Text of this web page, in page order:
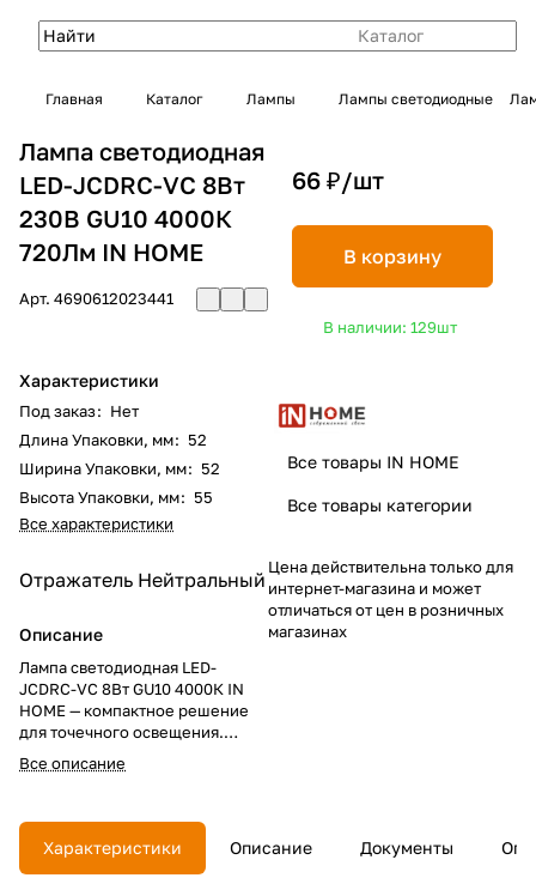
Каталог
Главная Каталог Лампы Лампы светодиодные
Лампа светодиодная
LED-JCDRC-VC 8Вт
230В GU10 4000К
720Лм IN HOME
Арт. 4690612023441
Характеристики
Под заказ: Нет
Длина Упаковки, мм: 52
Ширина Упаковки, мм: 52
Высота Упаковки, мм: 55
Все характеристики
Отражатель Нейтральный
Описание
Лампа светодиодная LED-
JCDRC-VC 8Вт GU10 4000К IN
HOME — компактное решение
для точечного освещения.
Выгодно купить по доступной
цене: оптимальные
экономия энергии, стабильная
работа с кабелем и проводом,
длительный срок службы.
Все описание
66 ₽/шт
В корзину
В наличии: 129шт
Все товары IN HOME
Все товары категории
Цена действительна только для
интернет-магазина и может
отличаться от цен в розничных
магазинах
Характеристики Описание Документы